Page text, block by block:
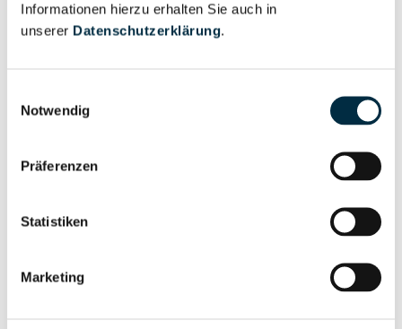
Informationen hierzu erhalten Sie auch in
unserer Datenschutzerklärung.
Notwendig
Präferenzen
Statistiken
Marketing
anfragen
Unternehmensprofil
Berechtigten Pfad
Vollständiges